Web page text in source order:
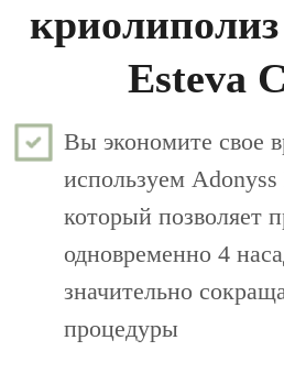
Esteva
Вы экономите свое
используем
который позволяет
одновременно 4
значительно
процедуры